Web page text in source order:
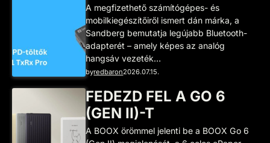
A megfizethető számítógépes- és
mobilkiegészítőiről ismert dán márka, a
Sandberg bemutatja legújabb Bluetooth-
adapterét – amely képes az analóg
hangsáv vezeték…
byredbaron2026.07.15.
FEDEZD FEL A GO 6
(GEN II)-T
A BOOX örömmel jelenti be a BOOX Go 6